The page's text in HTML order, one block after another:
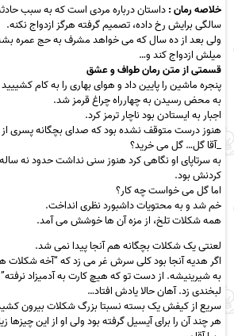
خلاصه رمان :
سالگی برایش رخ داده، تصمیم گرفته هرگز ازدواج نکنه.
ولی بعد از ده سال که می خواهد مشرف به حج عمره
میلش ازدواج کند و…
قسمتی از متن رمان طواف و عشق
پنجره ماشین را پایین داد و هوای بهاری را به کام
به محض رسیدن به چهارراه چراغ قرمز شد.
اجبار به ایستادن بود ناچار ترمز کرد.
هنوز درست متوقف نشده بود که صدای بچگانه پسری از
_آقا گل… گل می خرید؟
به سرتاپای او نگاهی کرد هنوز سنی نداشت حدود نه
کردنش بود.
اما گل می خواست چه کار؟
خم شد و به محتویات داشبورد نظری انداخت.
همه شکلات تلخ، از مزه آن ها خوشش می آمد.
لعنتی یک شکلات بچگانه هم آنجا پیدا نمی شد.
اگر هدیه آنجا بود کلی سرش غر می زد که “آخه
به شیرینیشه. از دست تو که هیچ کارت به آدمیزاد نرفته”
لبخندی زد. آهان حالا یادش افتاد…
سریع از کیفش یک بسته نسبتا بزرگ شکلات بیرون
هر چند آن را برای آیسیل گرفته بود ولی او از این چیزها